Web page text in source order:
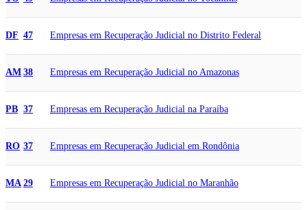
DF 47 Empresas em Recuperação Judicial no Distrito Federal
AM 38 Empresas em Recuperação Judicial no Amazonas
PB 37 Empresas em Recuperação Judicial na Paraíba
RO 37 Empresas em Recuperação Judicial em Rondônia
MA 29 Empresas em Recuperação Judicial no Maranhão